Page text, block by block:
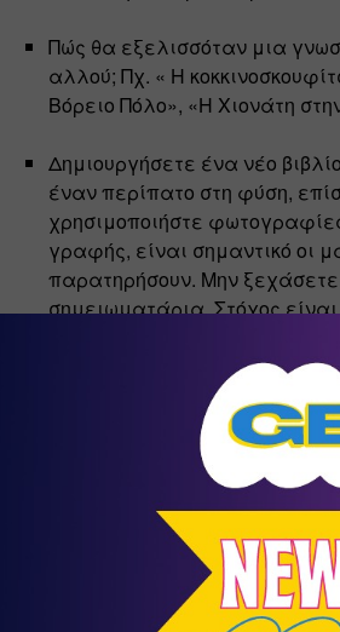
Πώς θα εξελισσόταν μια
αλλού; Πχ. « H
Βόρειο Πόλο», «Η Χιονάτη
Δημιουργήσετε ένα νέο
έναν περίπατο στη φύση,
χρησιμοποιήστε
γραφής, είναι σημαντικό
παρατηρήσουν. Μην
σημειωματάρια. Στόχος
Για περισσότερες
Kidsproject.gr